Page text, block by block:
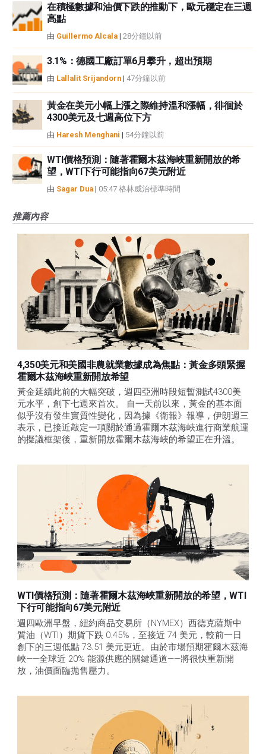
在積極數據和油價下跌的推動下，歐元穩定在三週
高點
由 Guillermo Alcala | 28分鐘以前
3.1%：德國工廠訂單6月攀升，超出預期
由 Lallalit Srijandorn | 47分鐘以前
黃金在美元小幅上漲之際維持溫和漲幅，徘徊於
4300美元及七週高位下方
由 Haresh Menghani | 54分鐘以前
WTI價格預測：隨著霍爾木茲海峽重新開放的希
望，WTI下行可能指向67美元附近
由 Sagar Dua | 05:47 格林威治標準時間
推薦內容
4,350美元和美國非農就業數據成為焦點：黃金多頭緊握
霍爾木茲海峽重新開放希望
黃金延續此前的大幅突破，週四亞洲時段短暫測試4300美
元水平，創下七週來首次。 自一天前以來，黃金的基本面
似乎沒有發生實質性變化，因為據《衛報》報導，伊朗週三
表示，已接近敲定一項關於通過霍爾木茲海峽進行商業航運
的擬議框架後，重新開放霍爾木茲海峽的希望正在升溫。
WTI價格預測：隨著霍爾木茲海峽重新開放的希望，WTI
下行可能指向67美元附近
週四歐洲早盤，紐約商品交易所（NYMEX）西德克薩斯中
質油（WTI）期貨下跌 0.45%，至接近 74 美元，較前一日
創下的三週低點 73.51 美元更近。由於市場預期霍爾木茲海
峽——全球近 20% 能源供應的關鍵通道——將很快重新開
放，油價面臨拋售壓力。